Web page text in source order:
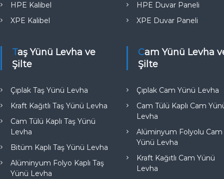
HPE Kalibel
XPE Kalibel
Taş Yünü Levha ve
Şilte
Çıplak Taş Yünü Levha
Kraft Kağıtlı Taş Yünü Levha
Cam Tülü Kaplı Taş Yünü
Levha
Bitüm Kaplı Taş Yünü Levha
Alüminyum Folyo Kaplı Taş
Yünü Levha
HPE Duvar Paneli
XPE Duvar Paneli
Cam Yünü Levha ve
Şilte
Çıplak Cam Yünü Levha
Cam Tülü Kaplı Cam
Levha
Alüminyum Folyolu Cam
Yünü Levha
Kraft Kağıtlı Cam Yünü
Levha